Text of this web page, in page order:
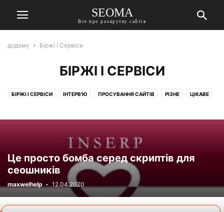
SEOMA
Все про розкрутку сайтів
додому Біржі і Сервіси
БІРЖІ І СЕРВІСИ
БІРЖІ І СЕРВІСИ ІНТЕРВ'Ю ПРОСУВАННЯ САЙТІВ РІЗНЕ ЦІКАВЕ
Це просто бомба серед скриптів для
сеошників
maxwelhelp - 12.04.2020